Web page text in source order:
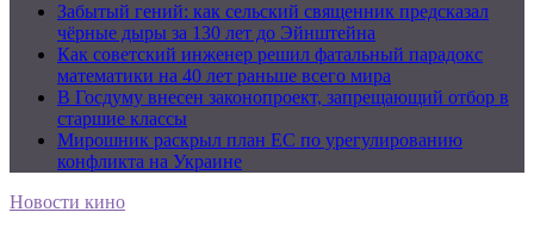
Забытый гений: как сельский священник предсказал
чёрные дыры за 130 лет до Эйнштейна
Как советский инженер решил фатальный парадокс
математики на 40 лет раньше всего мира
В Госдуму внесен законопроект, запрещающий отбор в
старшие классы
Мирошник раскрыл план ЕС по урегулированию
конфликта на Украине
Новости кино